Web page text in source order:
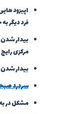
اپیزود
فرد دیگر
بیدار شدن
مرکزی
بیدار
سردرد
مشکل در